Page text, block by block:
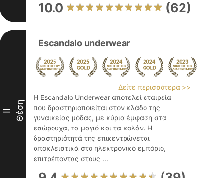
10.0 (62)
II Θέση
Escandalo underwear
Δείτε περισσότερα >>
Η Escandalo Underwear αποτελεί εταιρεία
που δραστηριοποιείται στον κλάδο της
γυναικείας μόδας, με κύρια έμφαση στα
εσώρουχα, τα μαγιό και τα κολάν. Η
δραστηριότητά της επικεντρώνεται
αποκλειστικά στο ηλεκτρονικό εμπόριο,
επιτρέποντας στους ...